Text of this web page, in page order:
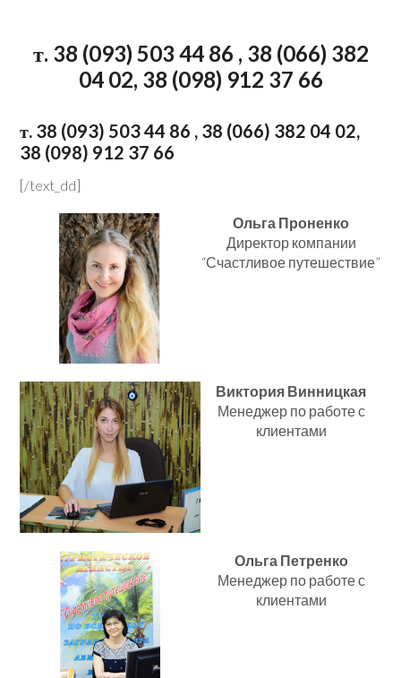
т. 38 (093) 503 44 86 , 38 (066) 382
04 02, 38 (098) 912 37 66
т. 38 (093) 503 44 86 , 38 (066) 382 04 02,
38 (098) 912 37 66
[/text_dd]
Ольга Проненко
Директор компании
“Счастливое путешествие”
Виктория Винницкая
Менеджер по работе с
клиентами
Ольга Петренко
Менеджер по работе с
клиентами